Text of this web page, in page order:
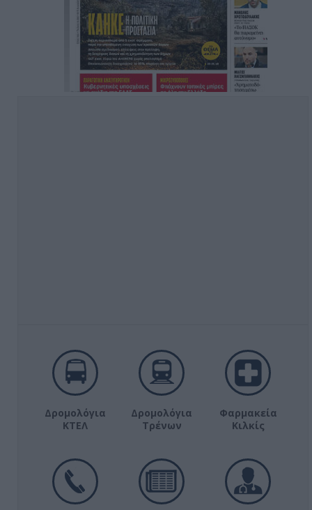
Δρομολόγια
ΚΤΕΛ
Δρομολόγια
Τρένων
Φαρμακεία
Κιλκίς